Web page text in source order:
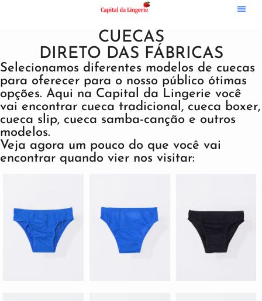
CUECAS
DIRETO DAS FÁBRICAS
Selecionamos diferentes modelos de cuecas
para oferecer para o nosso público ótimas
opções. Aqui na Capital da Lingerie você
vai encontrar cueca tradicional, cueca boxer,
cueca slip, cueca samba-canção e outros
modelos.
Veja agora um pouco do que você vai
encontrar quando vier nos visitar: